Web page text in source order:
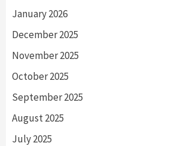
January 2026
December 2025
November 2025
October 2025
September 2025
August 2025
July 2025